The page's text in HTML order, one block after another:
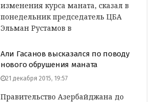
изменения курса маната, сказал в
понедельник председатель ЦБА
Эльман Рустамов в
Али Гасанов высказался по поводу
нового обрушения маната
21 декабря 2015, 19:57
Правительство Азербайджана до